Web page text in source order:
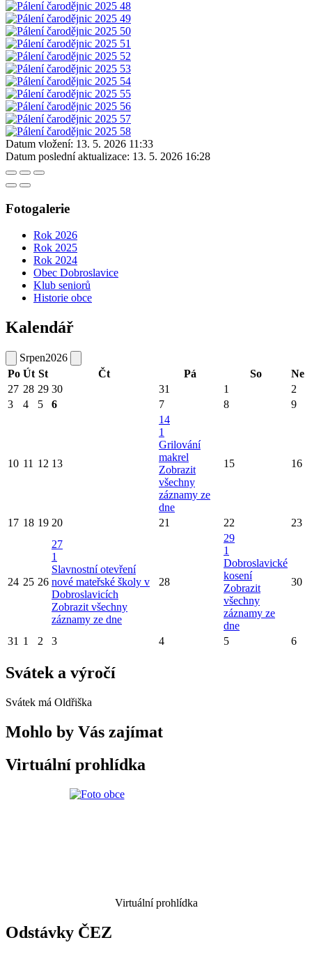
Datum vložení: 13. 5. 2026 11:33
Datum poslední aktualizace: 13. 5. 2026 16:28
Fotogalerie
Rok 2026
Rok 2025
Rok 2024
Obec Dobroslavice
Klub seniorů
Historie obce
Kalendář
Srpen2026
Po Út St Čt Pá So
Ne
27 28 29 30 31 1
2
3
4 5 6 7 8 9
10 11 12 13
14
1
Grilování
makrel
Zobrazit
všechny
záznamy ze
dne
15 16
17 18 19 20 21 22 23
24 25 26
27
1
Slavnostní otevření
nové mateřské školy v
Dobroslavicích
Zobrazit všechny
záznamy ze dne
28
29
1
Dobroslavické
kosení
Zobrazit
všechny
záznamy ze
dne
30
31 1 2 3 4 5 6
Svátek a výročí
Svátek má Oldřiška
Mohlo by Vás zajímat
Virtuální prohlídka
Virtuální prohlídka
Odstávky ČEZ